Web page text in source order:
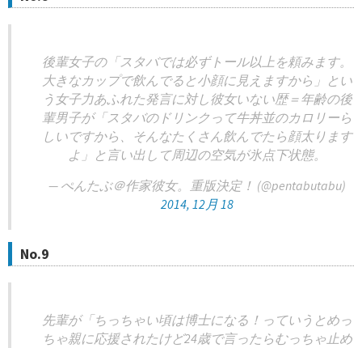
後輩女子の「スタバでは必ずトール以上を頼みます。
大きなカップで飲んでると小顔に見えますから」とい
う女子力あふれた発言に対し彼女いない歴＝年齢の後
輩男子が「スタバのドリンクって牛丼並のカロリーら
しいですから、そんなたくさん飲んでたら顔太ります
よ」と言い出して周辺の空気が氷点下状態。
— ぺんたぶ＠作家彼女。重版決定！ (@pentabutabu)
2014, 12月 18
No.9
先輩が「ちっちゃい頃は博士になる！っていうとめっ
ちゃ親に応援されたけど24歳で言ったらむっちゃ止め